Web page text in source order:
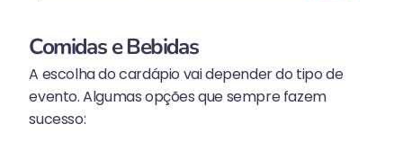
Comidas e Bebidas
A escolha do cardápio vai depender do tipo de
evento. Algumas opções que sempre fazem
sucesso: